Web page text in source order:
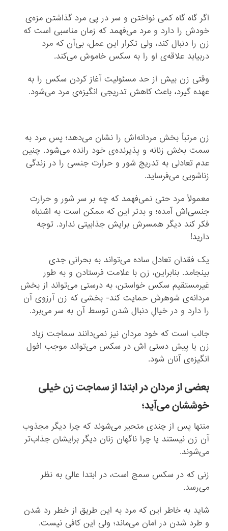
اگر گاه گاه کمی نواختن و سر در پی مرد گذاشتن مزه‌ی
خودش را دارد و مرد می‌فهمد که زمان مناسبی است که
زن را دنبال کند، ولی تکرار این عمل،‌ بی‌آن که مرد
دربیابد علاقه‌ی او را به سکس خاموش می‌کند.
وقتی زن بیش از حد مسئولیت آغاز کردن سکس را به
عهده گیرد، باعث کاهش تدریجی انگیزه‌ی مرد می‌شود.
زن مرتباً بخش مردانه‌اش را نشان می‌دهد؛‌ پس مرد به
سمت بخش زنانه و پذیرنده‌ی خود رانده می‌شود. چنین
عدم تعادلی به تدریج شور و حرارت جنسی را در زندگی
زناشویی می‌فرساید.
معمولاً مرد حتی نمی‌فهمد که چه بر سر شور و حرارت
جنسی‌اش آمده؛‌ و بدتر این که ممکن است به اشتباه
فکر کند دیگر همسرش برایش جذابیتی ندارد. توجه
دارید!
یک فقدان تعادل ساده می‌تواند به بحرانی جدی
بینجامد. بنابراین، زن با علامت فرستادن و به طور
غیرمستقیم سکس خواستن، به درستی می‌تواند از بخش
مردانه‌ی شوهرش حمایت کند- بخشی که زن آرزوی آن
را دارد و در خیالِ دنبال شدن توسط آن به سر می‌برد.
جالب است که خود مردان نیز نمی‌دانند سماجت زیاد
زن یا پیش‌ دستی‌ اش در سکس می‌تواند موجب افول
انگیزه‌ی آنان شود.
بعضی از مردان در ابتدا از سماجت زن خیلی
خوششان می‌آید؛‌
منتها پس از چندی متحیر می‌شوند که چرا دیگر مجذوب
آن زن نیستند یا چرا ناگهان زنان دیگر برایشان جذاب‌تر
می‌شوند.
زنی که در سکس سمج است، در ابتدا عالی به نظر
می‌رسد.
شاید به خاطر این که مرد به این طریق از خطر رد شدن
و طرد شدن در امان می‌ماند؛ ولی این کافی نیست.